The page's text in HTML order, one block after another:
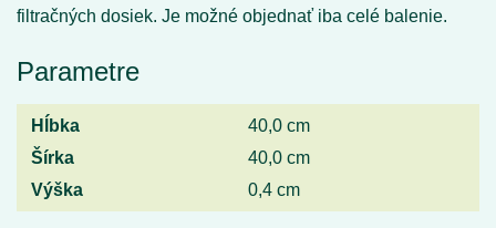
filtračných dosiek. Je možné objednať iba celé balenie.
Parametre
Hĺbka
40,0 cm
Šírka
40,0 cm
Výška
0,4 cm